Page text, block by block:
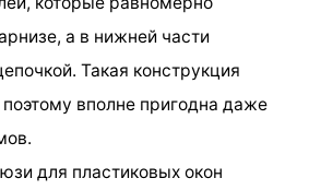
а в нижней части
Такая конструкция
поэтому вполне пригодна даже
для пластиковых окон